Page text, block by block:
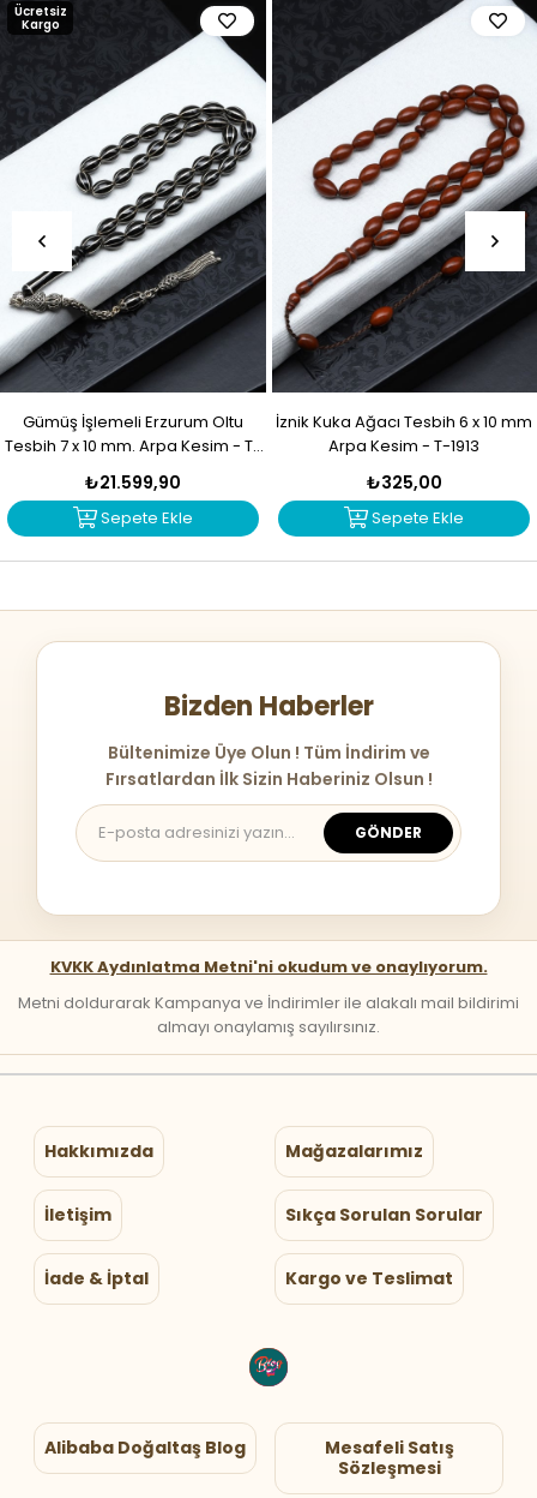
Gümüş İşlemeli Erzurum Oltu
Tesbih 7 x 10 mm. Arpa Kesim - T-
1914
₺21.599,90
Sepete Ekle
Ücretsiz
Kargo
İznik Kuka Ağacı Tesbih 6 x 10 mm
Arpa Kesim - T-1913
₺325,00
Sepete Ekle
Bizden Haberler
Bültenimize Üye Olun ! Tüm İndirim ve
Fırsatlardan İlk Sizin Haberiniz Olsun !
GÖNDER
KVKK Aydınlatma Metni'ni okudum ve onaylıyorum.
Metni doldurarak Kampanya ve İndirimler ile alakalı mail bildirimi
almayı onaylamış sayılırsınız.
Hakkımızda Mağazalarımız
İletişim Sıkça Sorulan Sorular
İade & İptal Kargo ve Teslimat
Alibaba Doğaltaş Blog
Mesafeli Satış
Sözleşmesi